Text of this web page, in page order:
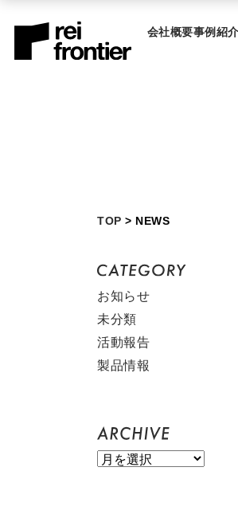
会社概要事例紹介
TOP > NEWS
お知らせ
未分類
活動報告
製品情報